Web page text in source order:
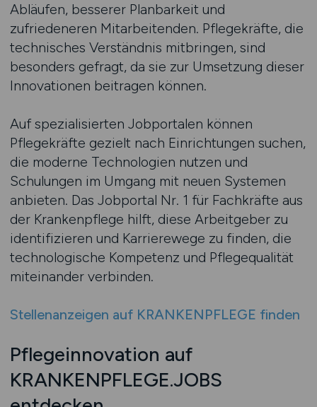
Abläufen, besserer Planbarkeit und
zufriedeneren Mitarbeitenden. Pflegekräfte, die
technisches Verständnis mitbringen, sind
besonders gefragt, da sie zur Umsetzung dieser
Innovationen beitragen können.
Auf spezialisierten Jobportalen können
Pflegekräfte gezielt nach Einrichtungen suchen,
die moderne Technologien nutzen und
Schulungen im Umgang mit neuen Systemen
anbieten. Das Jobportal Nr. 1 für Fachkräfte aus
der Krankenpflege hilft, diese Arbeitgeber zu
identifizieren und Karrierewege zu finden, die
technologische Kompetenz und Pflegequalität
miteinander verbinden.
Stellenanzeigen auf KRANKENPFLEGE finden
Pflegeinnovation auf
KRANKENPFLEGE.JOBS